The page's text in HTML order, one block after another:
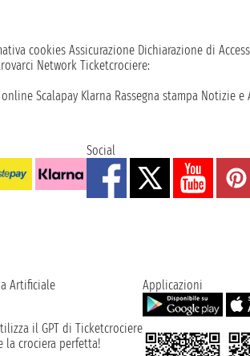
cookies Assicurazione Dichiarazione di
Network Ticketcrociere:
online Scalapay Klarna Rassegna stampa Notizie e
Social
Artificiale
il GPT di Ticketcrociere
la crociera perfetta!
Applicazioni